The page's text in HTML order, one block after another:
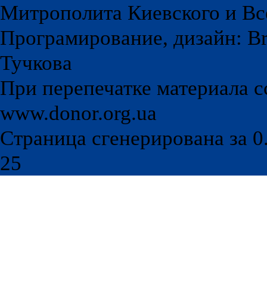
Митрополита Киевского и
Програмирование, дизайн:
Тучкова
При перепечатке материала
www.donor.org.ua
Страница сгенерирована за
25